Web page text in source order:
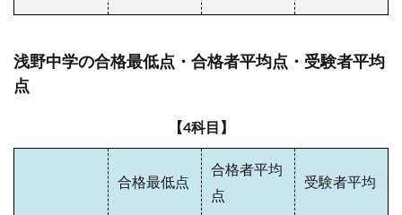
浅野中学の合格最低点・合格者平均点・受験者平均
点
【4科目】
合格最低点
合格者平均
点
受験者平均